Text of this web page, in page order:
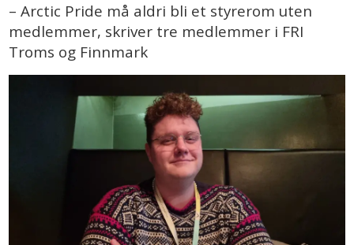
– Arctic Pride må aldri bli et styrerom uten
medlemmer, skriver tre medlemmer i FRI
Troms og Finnmark